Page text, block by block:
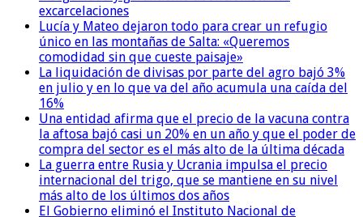
excarcelaciones
Lucía y Mateo dejaron todo para crear un refugio
único en las montañas de Salta: «Queremos
comodidad sin que cueste paisaje»
La liquidación de divisas por parte del agro bajó 3%
en julio y en lo que va del año acumula una caída del
16%
Una entidad afirma que el precio de la vacuna contra
la aftosa bajó casi un 20% en un año y que el poder de
compra del sector es el más alto de la última década
La guerra entre Rusia y Ucrania impulsa el precio
internacional del trigo, que se mantiene en su nivel
más alto de los últimos dos años
El Gobierno eliminó el Instituto Nacional de